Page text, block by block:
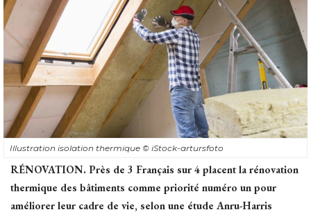
Illustration isolation thermique © iStock-artursfoto
RÉNOVATION. Près de 3 Français sur 4 placent la rénovation
thermique des bâtiments comme priorité numéro un pour
améliorer leur cadre de vie, selon une étude Anru-Harris